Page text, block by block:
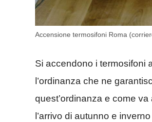
Accensione termosifoni Roma
Si accendono i termosifoni
l’ordinanza che ne
quest’ordinanza e come
l’arrivo di autunno e